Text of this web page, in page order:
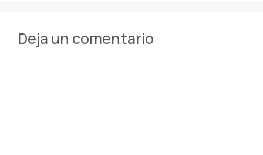
Deja un comentario